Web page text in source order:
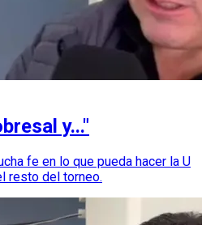
y..."
fe en lo que pueda hacer la U
resto del torneo.